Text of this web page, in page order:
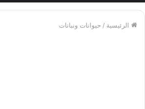
الرئيسية / حيوانات ونباتات